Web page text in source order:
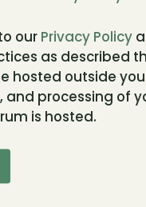
väl borde varit en
jag sett det.
bara det kanske
så vis förstå
our Privacy Policy
as described
hosted outside
processing of
is hosted.